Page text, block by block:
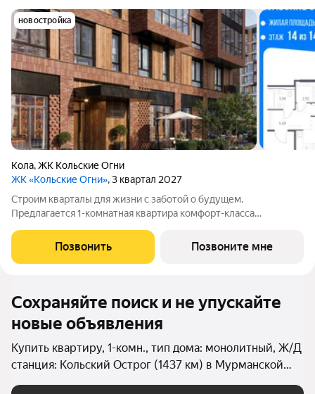
новостройка
Кола,ЖК Кольские Огни
ЖК «Кольские Огни», 3 квартал 2027
Строим кварталы для жизни с заботой о будущем.
Предлагается 1-комнатная квартира комфорт-класса
14-м этаже, в жилом комплексе "Кольские Огни". Квартиры
сдаются без отделки, а значит, вы легко
Позвонить Позвоните мне
Сохраняйте поиск и не упускайте
новые объявления
Купить квартиру, 1-комн., тип дома: монолитный, Ж/Д
станция: Кольский Острог (1437 км) в Мурманской
области